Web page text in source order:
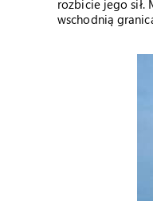
rozbicie jego sił.
wschodnią